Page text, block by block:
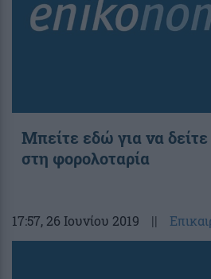
Μπείτε εδώ για να
στη φορολοταρία
17:57, 26 Ιουνίου 2019 ||